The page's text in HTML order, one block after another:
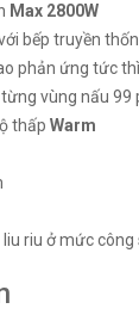
Max 2800W
bếp truyền
phản ứng tức
vùng nấu 99
thấp Warm
riu ở mức